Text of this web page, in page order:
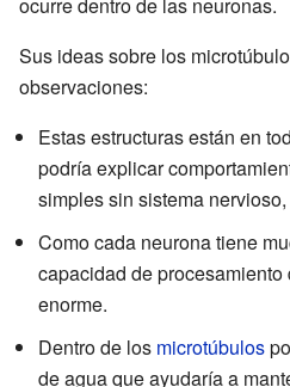
ocurre dentro de las neuronas.
Sus ideas sobre los
observaciones:
Estas estructuras están en
podría explicar
simples sin sistema
Como cada neurona tiene
capacidad de
enorme.
Dentro de los microtúbulos
de agua que ayudaría a